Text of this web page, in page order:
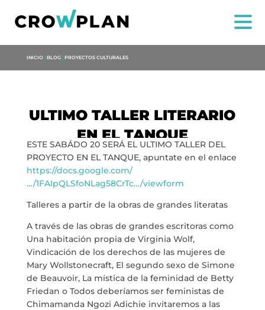
NOSOTROS
SERVICIOS
PROYECTOS
MARÍA ANCHIETA
BLOG
ESPACIO CULTURAL EL TANQUE
INICIO| BLOG| PROYECTOS CULTURALES
ULTIMO TALLER LITERARIO
EN EL TANQUE
ESTE SABÁDO 20 SERÁ EL ULTIMO TALLER DEL
PROYECTO EN EL TANQUE, apuntate en el enlace
https://docs.google.com/
…/1FAIpQLSfoNLag58CrTc…/viewform
Talleres a partir de la obras de grandes literatas
A través de las obras de grandes escritoras como
Una habitación propia de Virginia Wolf,
Vindicación de los derechos de las mujeres de
Mary Wollstonecraft, El segundo sexo de Simone
de Beauvoir, La mística de la feminidad de Betty
Friedan o Todos deberíamos ser feministas de
Chimamanda Ngozi Adichie invitaremos a las